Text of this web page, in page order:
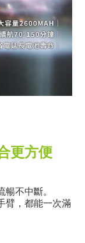
更方便
不中斷。
臂，都能一次滿